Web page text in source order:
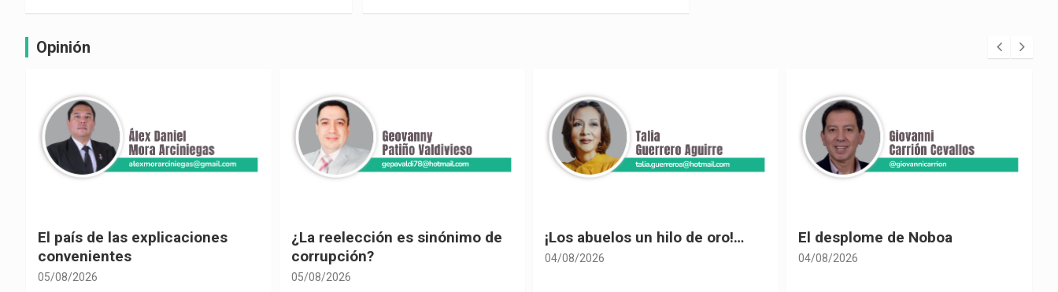
Opinión
El país de las explicaciones
convenientes
05/08/2026
¿La reelección es sinónimo de
corrupción?
05/08/2026
¡Los abuelos un hilo de oro!…
04/08/2026
El desplome de Noboa
04/08/2026